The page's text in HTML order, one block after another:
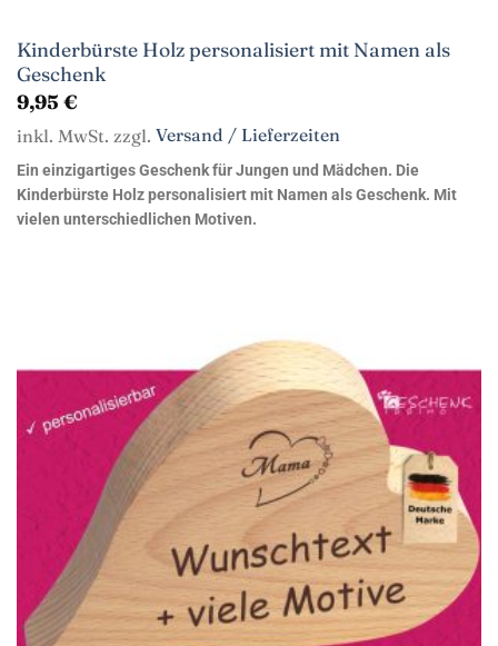
Kinderbürste Holz personalisiert mit Namen als
Geschenk
9,95 €
inkl. MwSt. zzgl. Versand / Lieferzeiten
Ein einzigartiges Geschenk für Jungen und Mädchen. Die
Kinderbürste Holz personalisiert mit Namen als Geschenk. Mit
vielen unterschiedlichen Motiven.